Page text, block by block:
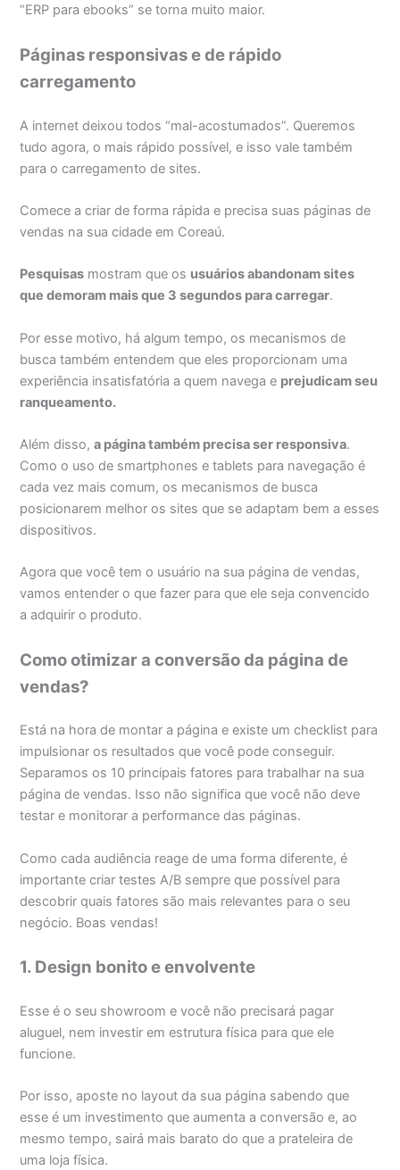
“ERP para ebooks” se torna muito maior.
Páginas responsivas e de rápido
carregamento
A internet deixou todos “mal-acostumados”. Queremos
tudo agora, o mais rápido possível, e isso vale também
para o carregamento de sites.
Comece a criar de forma rápida e precisa suas páginas de
vendas na sua cidade em Coreaú.
Pesquisas mostram que os usuários abandonam sites
que demoram mais que 3 segundos para carregar.
Por esse motivo, há algum tempo, os mecanismos de
busca também entendem que eles proporcionam uma
experiência insatisfatória a quem navega e prejudicam seu
ranqueamento.
Além disso,a página também precisa ser responsiva.
Como o uso de smartphones e tablets para navegação é
cada vez mais comum, os mecanismos de busca
posicionarem melhor os sites que se adaptam bem a esses
dispositivos.
Agora que você tem o usuário na sua página de vendas,
vamos entender o que fazer para que ele seja convencido
a adquirir o produto.
Como otimizar a conversão da página de
vendas?
Está na hora de montar a página e existe um checklist para
impulsionar os resultados que você pode conseguir.
Separamos os 10 principais fatores para trabalhar na sua
página de vendas. Isso não significa que você não deve
testar e monitorar a performance das páginas.
Como cada audiência reage de uma forma diferente, é
importante criar testes A/B sempre que possível para
descobrir quais fatores são mais relevantes para o seu
negócio. Boas vendas!
1. Design bonito e envolvente
Esse é o seu showroom e você não precisará pagar
aluguel, nem investir em estrutura física para que ele
funcione.
Por isso, aposte no layout da sua página sabendo que
esse é um investimento que aumenta a conversão e, ao
mesmo tempo, sairá mais barato do que a prateleira de
uma loja física.